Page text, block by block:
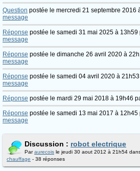
Question postée le mercredi 21 septembre 2016
message
Réponse postée le samedi 31 mai 2025 à 13h59
message
Réponse postée le dimanche 26 avril 2020 à
message
Réponse postée le samedi 04 avril 2020 à
message
Réponse postée le mardi 29 mai 2018 à 19h46
Réponse postée le samedi 13 mai 2017 à 12h45
message
Discussion : robot electrique
Paraurecois le jeudi 30 aout 2012 à 21h54
chauffage - 38 réponses